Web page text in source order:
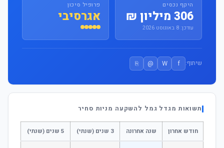
היקף נכסים
306 מיליון ₪
עודכן: 8 באוגוסט 2026
פרופיל סיכון
אגרסיבי
שיתוף: f
W
@
⎘
תשואות מגדל גמל להשקעה מניות סחיר
חודש אחרון שנה אחרונה 3 שנים (שנתי) 5 שנים (שנתי)